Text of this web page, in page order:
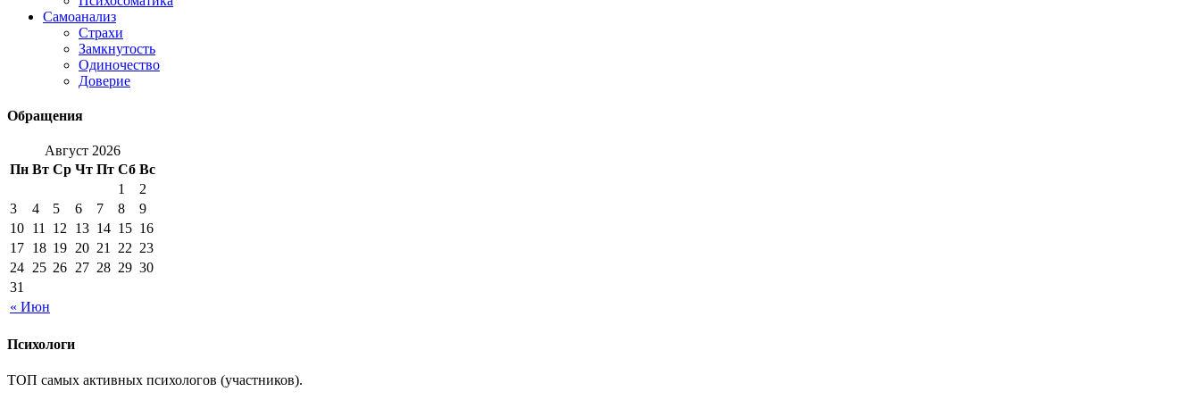
Самоанализ
Страхи
Замкнутость
Одиночество
Доверие
Обращения
Август 2026
Пн Вт Ср Чт Пт Сб Вс
« Июн
1
2
3
4 5 6 7 8
9
10 11 12 13 14 15 16
17 18 19 20 21 22 23
24 25 26 27 28 29 30
31
Психологи
ТОП самых активных психологов (участников).